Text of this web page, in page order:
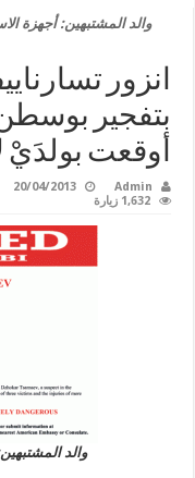
والد المشتبهين: أجهزة
انزور
بتفجير
أوقعت بولدَيْ
Admin
20/04/2013
1,632 زيارة
والد